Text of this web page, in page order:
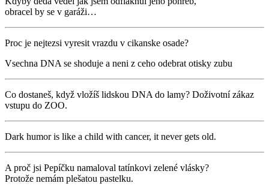
obracel by se v garáži…
Proc je nejtezsi vyresit vrazdu v cikanske osade?
Vsechna DNA se shoduje a neni z ceho odebrat otisky zubu
Co dostaneš, když vložíš lidskou DNA do lamy? Doživotní zákaz
vstupu do ZOO.
Dark humor is like a child with cancer, it never gets old.
A proč jsi Pepíčku namaloval tatínkovi zelené vlásky?
Protože nemám plešatou pastelku.